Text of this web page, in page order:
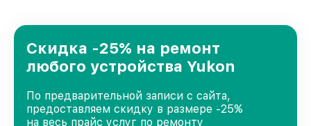
Москве, постоянно повышая уровень доверия
и лояльности наших клиентов.
Скидка -25% на ремонт
любого устройства Yukon
По предварительной записи с сайта,
предоставляем скидку в размере -25%
на весь прайс услуг по ремонту